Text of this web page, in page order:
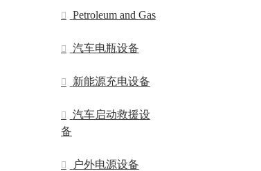
Petroleum and Gas
汽车电瓶设备
新能源充电设备
汽车启动救援设
备
户外电源设备